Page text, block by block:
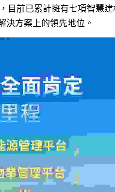
目前已累計擁有七項智慧建
決方案上的領先地位。